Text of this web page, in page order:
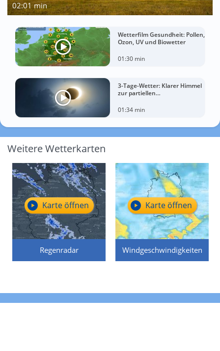
02:01 min
Wetterfilm Gesundheit: Pollen,
Ozon, UV und Biowetter
01:30 min
3-Tage-Wetter: Klarer Himmel
zur partiellen
Mittwoch?
01:34 min
Weitere Wetterkarten
Regenradar
Karte öffnen
Windgeschwindigkeiten
Karte öffnen